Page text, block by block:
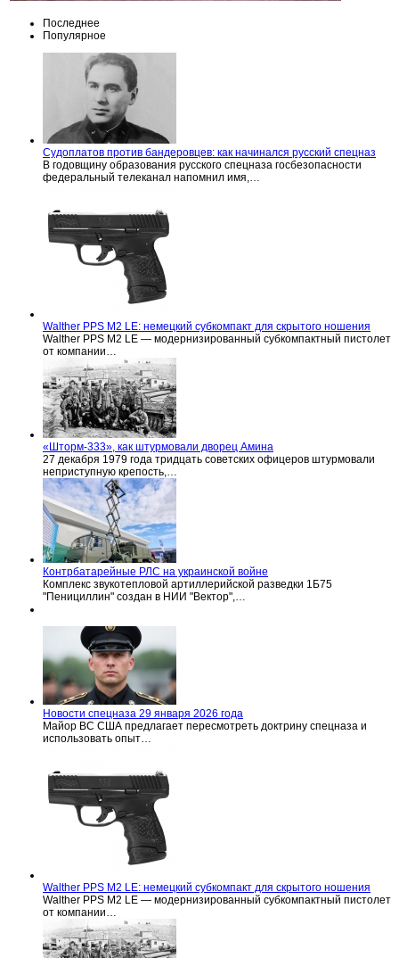
Последнее
Популярное
Судоплатов против бандеровцев: как начинался русский спецназ
В годовщину образования русского спецназа госбезопасности
федеральный телеканал напомнил имя,…
Walther PPS M2 LE: немецкий субкомпакт для скрытого ношения
Walther PPS M2 LE — модернизированный субкомпактный пистолет
от компании…
«Шторм-333», как штурмовали дворец Амина
27 декабря 1979 года тридцать советских офицеров штурмовали
неприступную крепость,…
Контрбатарейные РЛС на украинской войне
Комплекс звукотепловой артиллерийской разведки 1Б75
"Пенициллин" создан в НИИ "Вектор",…
Новости спецназа 29 января 2026 года
Майор ВС США предлагает пересмотреть доктрину спецназа и
использовать опыт…
Walther PPS M2 LE: немецкий субкомпакт для скрытого ношения
Walther PPS M2 LE — модернизированный субкомпактный пистолет
от компании…